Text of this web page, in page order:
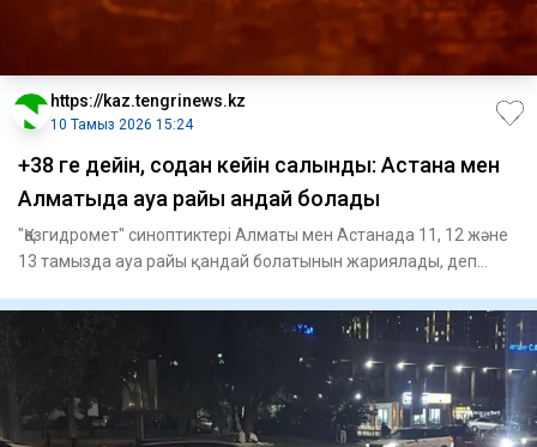
https://kaz.tengrinews.kz
10 Тамыз 2026 15:24
+38 ге дейін, содан кейін салқындық: Астана мен
Алматыда ауа райы қандай болады
"Қазгидромет" синоптиктері Алматы мен Астанада 11, 12 және
13 тамызда ауа райы қандай болатынын жариялады, деп